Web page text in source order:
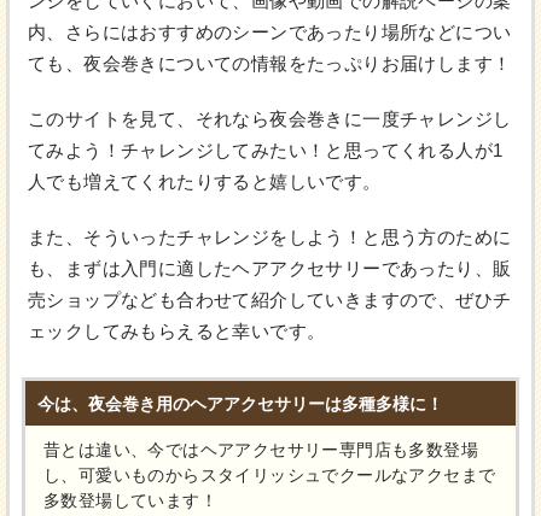
内、さらにはおすすめのシーンであったり場所などについ
ても、夜会巻きについての情報をたっぷりお届けします！
このサイトを見て、それなら夜会巻きに一度チャレンジし
てみよう！チャレンジしてみたい！と思ってくれる人が1
人でも増えてくれたりすると嬉しいです。
また、そういったチャレンジをしよう！と思う方のために
も、まずは入門に適したヘアアクセサリーであったり、販
売ショップなども合わせて紹介していきますので、ぜひチ
ェックしてみもらえると幸いです。
今は、夜会巻き用のヘアアクセサリーは多種多様に！
昔とは違い、今ではヘアアクセサリー専門店も多数登場
し、可愛いものからスタイリッシュでクールなアクセまで
多数登場しています！